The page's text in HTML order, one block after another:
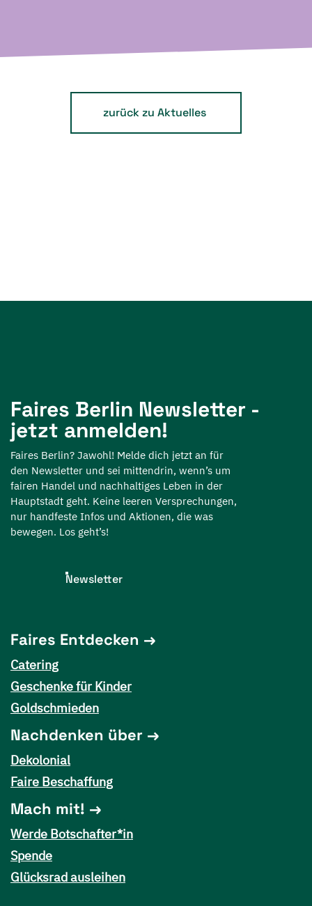
zurück zu Aktuelles
Faires Berlin Newsletter -
jetzt anmelden!
Faires Berlin? Jawohl! Melde dich jetzt an für
den Newsletter und sei mittendrin, wenn’s um
fairen Handel und nachhaltiges Leben in der
Hauptstadt geht. Keine leeren Versprechungen,
nur handfeste Infos und Aktionen, die was
bewegen. Los geht’s!
Newsletter
Faires Entdecken
Catering
Geschenke für Kinder
Goldschmieden
Nachdenken über
Dekolonial
Faire Beschaffung
Mach mit!
Werde Botschafter*in
Spende
Glücksrad ausleihen